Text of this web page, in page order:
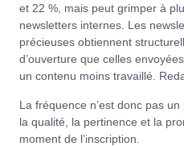
et 22 %, mais peut grimper à
newsletters internes. Les
précieuses obtiennent
d’ouverture que celles
un contenu moins travaillé.
La fréquence n’est donc pas
la qualité, la pertinence et la
moment de l’inscription.